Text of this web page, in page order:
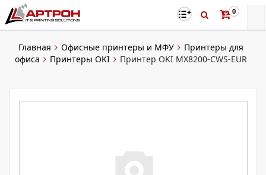
0
Главная Офисные принтеры и МФУ
Принтеры для
офиса
Принтеры OKI Принтер OKI MX8200-CWS-EUR